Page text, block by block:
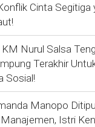
Cinta Segitiga
Nurul Salsa
Terakhir
Sosial!
Manopo
Istri